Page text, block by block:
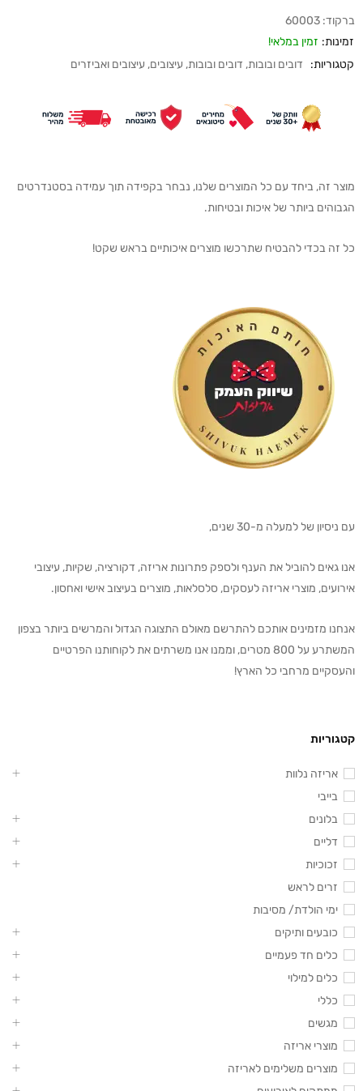
ברקוד: 60003
זמינות: זמין במלאי!
קטגוריות:
דובים ובובות, דובים ובובות, עיצובים, עיצובים ואביזרים
מוצר זה, ביחד עם כל המוצרים שלנו, נבחר בקפידה תוך עמידה בסטנדרטים
הגבוהים ביותר של איכות ובטיחות.
כל זה בכדי להבטיח שתרכשו מוצרים איכותיים בראש שקט!
עם ניסיון של למעלה מ-30 שנים,
אנו גאים להוביל את הענף ולספק פתרונות אריזה, דקורציה, שקיות, עיצובי
אירועים, מוצרי אריזה לעסקים, סלסלאות, מוצרים בעיצוב אישי ואחסון.
אנחנו מזמינים אותכם להתרשם מאולם התצוגה הגדול והמרשים ביותר בצפון
המשתרע על 800 מטרים, וממנו אנו משרתים את לקוחותנו הפרטיים
והעסקיים מרחבי כל הארץ!
קטגוריות
אריזה נלוות
בייבי
בלונים
דליים
זכוכיות
זרים לראש
ימי הולדת/ מסיבות
כובעים ותיקים
כלים חד פעמיים
כלים למילוי
כללי
מגשים
מוצרי אריזה
מוצרים משלימים לאריזה